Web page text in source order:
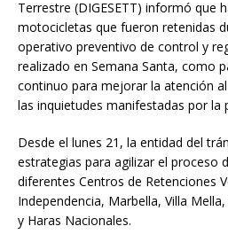
Terrestre (DIGESETT) informó que
motocicletas que fueron retenidas
operativo preventivo de control y
realizado en Semana Santa, como
continuo para mejorar la atención
las inquietudes manifestadas por la
Desde el lunes 21, la entidad del
estrategias para agilizar el proceso
diferentes Centros de Retenciones
Independencia, Marbella, Villa
y Haras Nacionales.